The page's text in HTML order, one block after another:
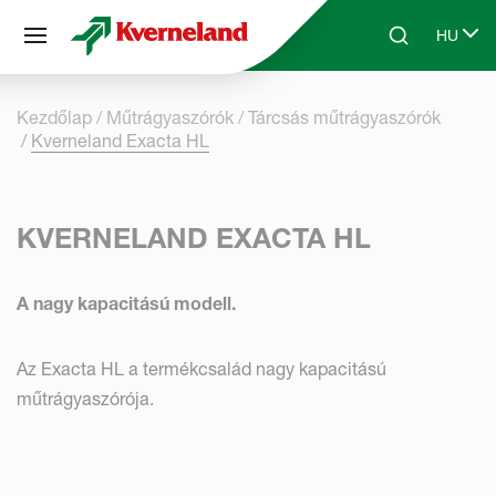
Skip to main contentSearchHU
Select
Kezdőlap Műtrágya­szórók
Tárcsás műtrágya­szórók
Kverneland Exacta HL
KVERNELAND EXACTA HL
A nagy kapacitású modell.
Az Exacta HL a termékcsalád nagy kapacitású
műtrágyaszórója.
Süti preferenciák